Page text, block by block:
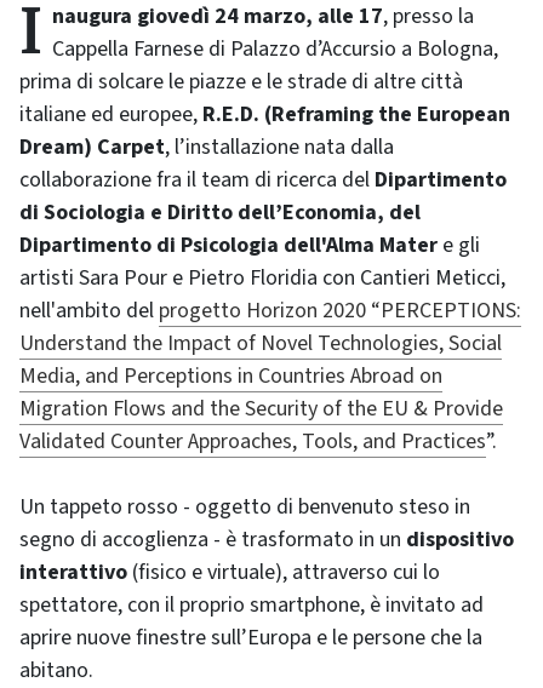
Inaugura giovedì 24 marzo, alle 17, presso la
Cappella Farnese di Palazzo d’Accursio a Bologna,
prima di solcare le piazze e le strade di altre città
italiane ed europee, R.E.D. (Reframing the European
Dream) Carpet, l’installazione nata dalla
collaborazione fra il team di ricerca del Dipartimento
di Sociologia e Diritto dell’Economia, del
Dipartimento di Psicologia dell'Alma Mater e gli
artisti Sara Pour e Pietro Floridia con Cantieri Meticci,
nell'ambito del progetto Horizon 2020 “PERCEPTIONS:
Understand the Impact of Novel Technologies, Social
Media, and Perceptions in Countries Abroad on
Migration Flows and the Security of the EU & Provide
Validated Counter Approaches, Tools, and Practices”.
Un tappeto rosso - oggetto di benvenuto steso in
segno di accoglienza - è trasformato in un dispositivo
interattivo (fisico e virtuale), attraverso cui lo
spettatore, con il proprio smartphone, è invitato ad
aprire nuove finestre sull’Europa e le persone che la
abitano.